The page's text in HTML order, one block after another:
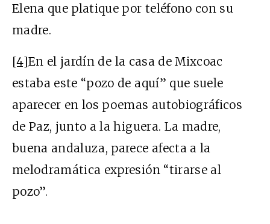
Elena que platique por teléfono con su
madre.
[4]En el jardín de la casa de Mixcoac
estaba este “pozo de aquí” que suele
aparecer en los poemas autobiográficos
de Paz, junto a la higuera. La madre,
buena andaluza, parece afecta a la
melodramática expresión “tirarse al
pozo”.